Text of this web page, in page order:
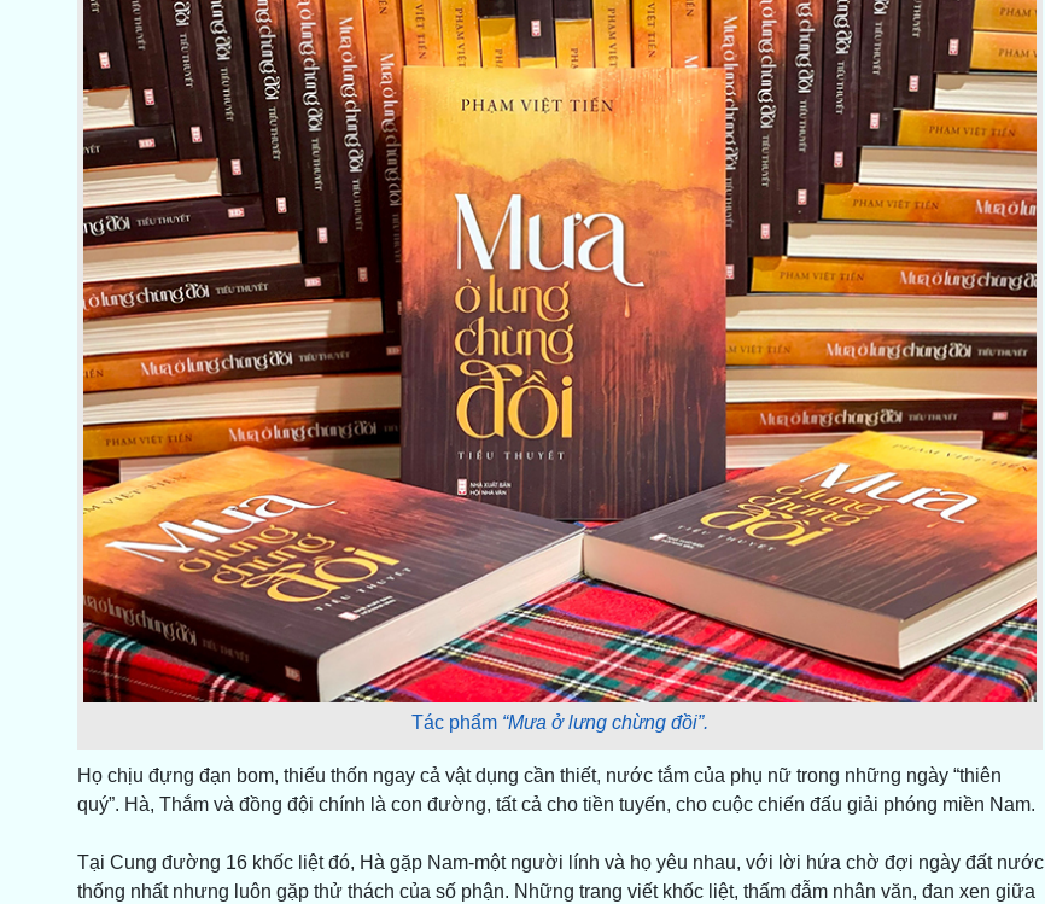
Tác phẩm “Mưa ở lưng chừng đồi”.
Họ chịu đựng đạn bom, thiếu thốn ngay cả vật dụng cần thiết, nước tắm của phụ nữ trong những ngày “thiên
quý”. Hà, Thắm và đồng đội chính là con đường, tất cả cho tiền tuyến, cho cuộc chiến đấu giải phóng miền Nam.
Tại Cung đường 16 khốc liệt đó, Hà gặp Nam-một người lính và họ yêu nhau, với lời hứa chờ đợi ngày đất nước
thống nhất nhưng luôn gặp thử thách của số phận. Những trang viết khốc liệt, thấm đẫm nhân văn, đan xen giữa